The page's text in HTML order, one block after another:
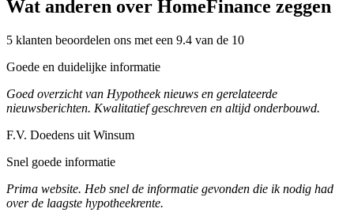
Wat anderen over HomeFinance zeggen
5 klanten beoordelen ons met een 9.4 van de 10
Goede en duidelijke informatie
Goed overzicht van Hypotheek nieuws en gerelateerde
nieuwsberichten. Kwalitatief geschreven en altijd onderbouwd.
F.V. Doedens uit Winsum
Snel goede informatie
Prima website. Heb snel de informatie gevonden die ik nodig had
over de laagste hypotheekrente.